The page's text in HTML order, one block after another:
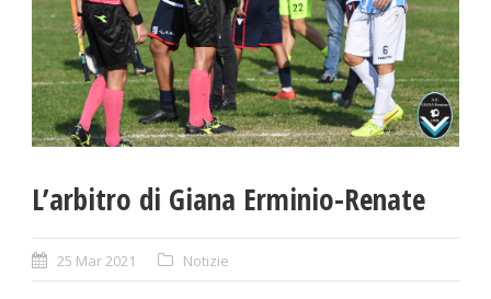
L’arbitro di Giana Erminio-Renate
25 Mar 2021 Notizie